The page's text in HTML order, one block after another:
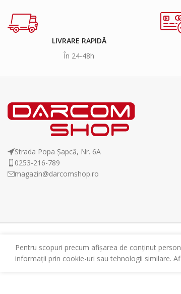
LIVRARE RAPIDĂ
În 24-48h
Strada Popa Șapcă, Nr. 6A
0253-216-789
magazin@darcomshop.ro
Pentru scopuri precum afișarea de conținut
informații prin cookie-uri sau tehnologii similare.